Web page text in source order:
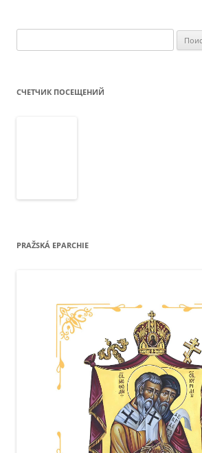
СЧЕТЧИК ПОСЕЩЕНИЙ
PRAŽSKÁ EPARCHIE